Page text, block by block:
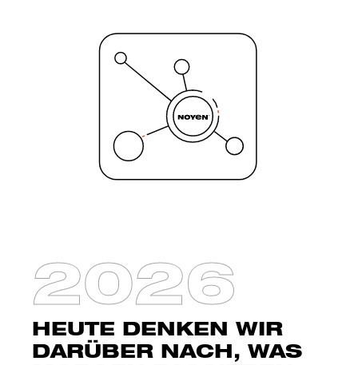
2026
HEUTE DENKEN WIR
DARÜBER NACH, WAS